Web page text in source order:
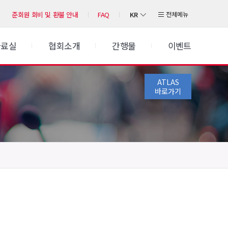
준회원 회비 및 환불 안내 FAQ KR 전체메뉴
실 협회소개 간행물 이벤트
ATLAS
바로가기